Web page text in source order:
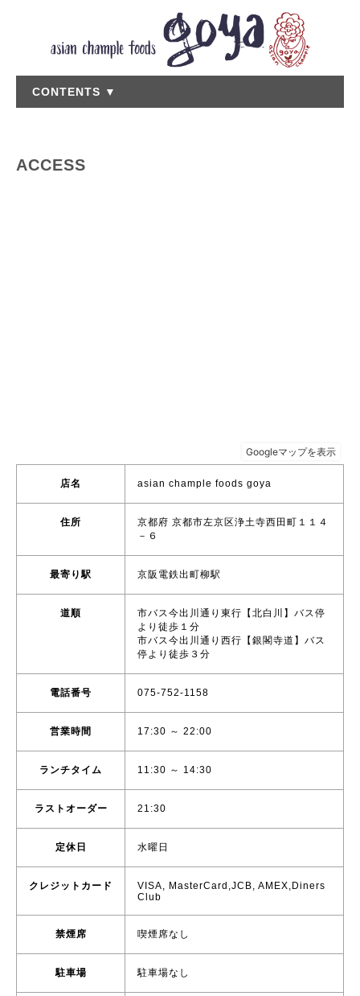
CONTENTS ▼
ACCESS
店名 asian chample foods goya
住所
京都府 京都市左京区浄土寺西田町１１４
－６
最寄り駅 京阪電鉄出町柳駅
道順
市バス今出川通り東行【北白川】バス停
より徒歩１分
市バス今出川通り西行【銀閣寺道】バス
停より徒歩３分
電話番号 075-752-1158
営業時間 17:30 ～ 22:00
ランチタイム 11:30 ～ 14:30
ラストオーダー 21:30
定休日 水曜日
クレジットカード
VISA, MasterCard,JCB, AMEX,Diners
Club
禁煙席 喫煙席なし
駐車場 駐車場なし